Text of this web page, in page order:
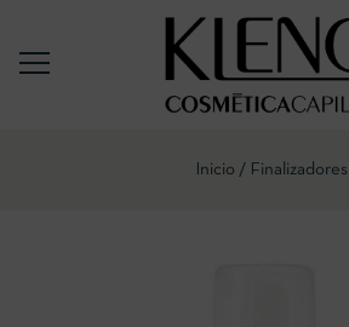
Inicio Finalizadores